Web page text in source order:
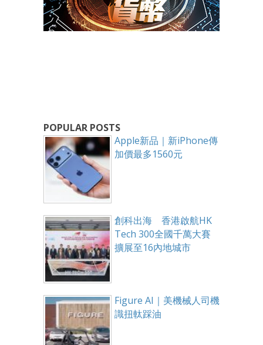
POPULAR POSTS
Apple新品｜新iPhone傳
加價最多1560元
創科出海 香港啟航HK
Tech 300全國千萬大賽
擴展至16內地城市
Figure AI｜美機械人司機
識扭軚踩油